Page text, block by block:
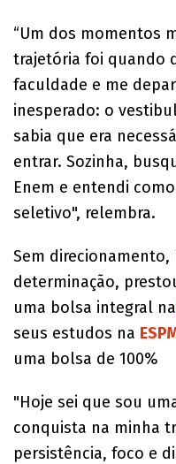
“Um dos momentos
trajetória foi quando
faculdade e me
inesperado: o
sabia que era
entrar. Sozinha,
Enem e entendi
seletivo", relembra.
Sem
determinação,
uma bolsa integral na
seus estudos na
uma bolsa de 100%
"Hoje sei que sou
conquista na minha
persistência, foco e